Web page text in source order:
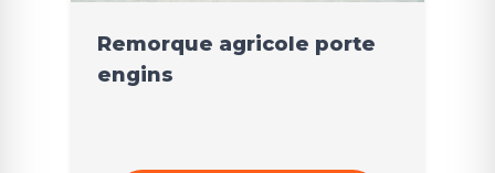
Remorque agricole porte
engins